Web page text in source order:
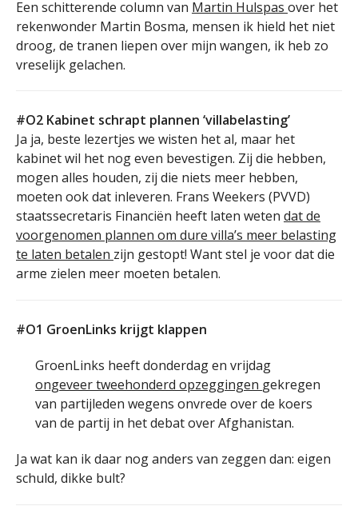
Een schitterende column van Martin Hulspas over het
rekenwonder Martin Bosma, mensen ik hield het niet
droog, de tranen liepen over mijn wangen, ik heb zo
vreselijk gelachen.
#O2 Kabinet schrapt plannen ‘villabelasting’
Ja ja, beste lezertjes we wisten het al, maar het
kabinet wil het nog even bevestigen. Zij die hebben,
mogen alles houden, zij die niets meer hebben,
moeten ook dat inleveren. Frans Weekers (PVVD)
staatssecretaris Financiën heeft laten weten dat de
voorgenomen plannen om dure villa’s meer belasting
te laten betalen zijn gestopt! Want stel je voor dat die
arme zielen meer moeten betalen.
#O1 GroenLinks krijgt klappen
GroenLinks heeft donderdag en vrijdag
ongeveer tweehonderd opzeggingen gekregen
van partijleden wegens onvrede over de koers
van de partij in het debat over Afghanistan.
Ja wat kan ik daar nog anders van zeggen dan: eigen
schuld, dikke bult?